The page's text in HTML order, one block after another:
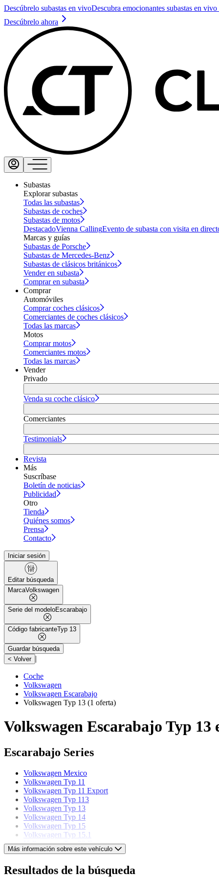
Descúbrelo subastas en vivoDescubra emocionantes subastas en
Descúbrelo ahora
Subastas
Explorar subastas
Todas las subastas
Subastas de coches
Subastas de motos
DestacadoVienna CallingEvento de subasta con visita en
Marcas y guías
Subastas de Porsche
Subastas de Mercedes-Benz
Subastas de clásicos británicos
Vender en subasta
Comprar en subasta
Comprar
Automóviles
Comprar coches clásicos
Comerciantes de coches clásicos
Todas las marcas
Motos
Comprar motos
Comerciantes motos
Todas las marcas
Vender
Privado
Venda su coche clásico
Comerciantes
Testimonials
Revista
Más
Suscríbase
Boletín de noticias
Publicidad
Otro
Tienda
Quiénes somos
Prensa
Contacto
Iniciar sesión
Editar búsqueda
MarcaVolkswagen
Serie del modeloEscarabajo
Código fabricanteTyp 13
Guardar búsqueda
< Volver |
Coche
Volkswagen
Volkswagen Escarabajo
Volkswagen Typ 13 (1 oferta)
Volkswagen Escarabajo Typ 13
Escarabajo Series
Volkswagen Mexico
Volkswagen Typ 11
Volkswagen Typ 11 Export
Volkswagen Typ 113
Volkswagen Typ 13
Volkswagen Typ 14
Volkswagen Typ 15
Volkswagen Typ 15.1
Volkswagen Typ 82 E
Volkswagen models
Más información sobre este vehículo
Resultados de la búsqueda